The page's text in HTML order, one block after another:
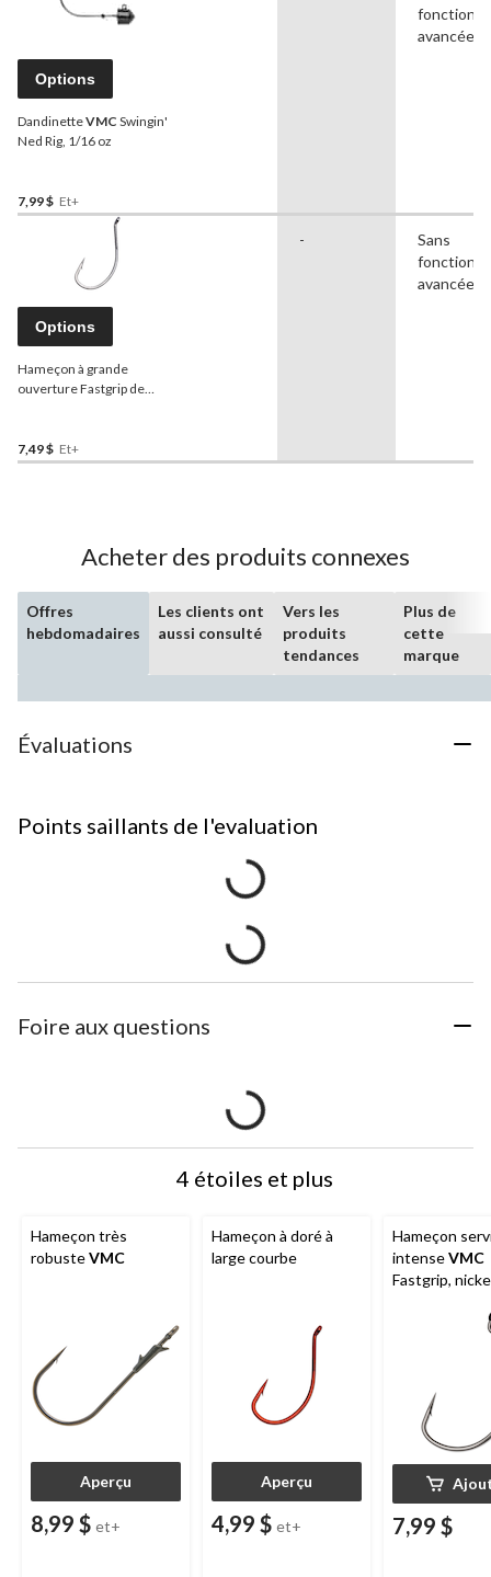
Options
DandinetteVMC Swingin'
Ned Rig, 1/16 oz
7,99 $ Et+
avancées
Options
Hameçon à grande
ouverture Fastgrip de
7,49 $ Et+
-
Sans
avancées
Acheter des produits connexes
Offres
hebdomadaires
Les clients ont
aussi consulté
Vers les
produits
tendances
Plus de
cette
marque
Évaluations
Points saillants de l'evaluation
Foire aux questions
4 étoiles et plus
Hameçon très
robusteVMC
Aperçu
8,99 $ et+
Hameçon à doré à
large courbe
Aperçu
4,99 $ et+
Hameçon
intenseVMC
Fastgrip,
7,99 $